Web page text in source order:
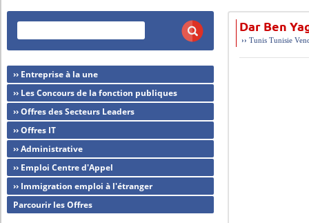
Dar Ben
››Tunis Tunisie
›› Entreprise à la une
›› Les Concours de la fonction publiques
›› Offres des Secteurs Leaders
›› Offres IT
›› Administrative
›› Emploi Centre d'Appel
›› Immigration emploi à l'étranger
Parcourir les Offres